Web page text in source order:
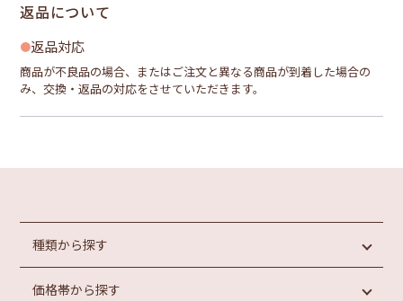
返品について
返品対応
商品が不良品の場合、またはご注文と異なる商品が到着した場合の
み、交換・返品の対応をさせていただきます。
種類から探す
めんたいこ
価格帯から探す